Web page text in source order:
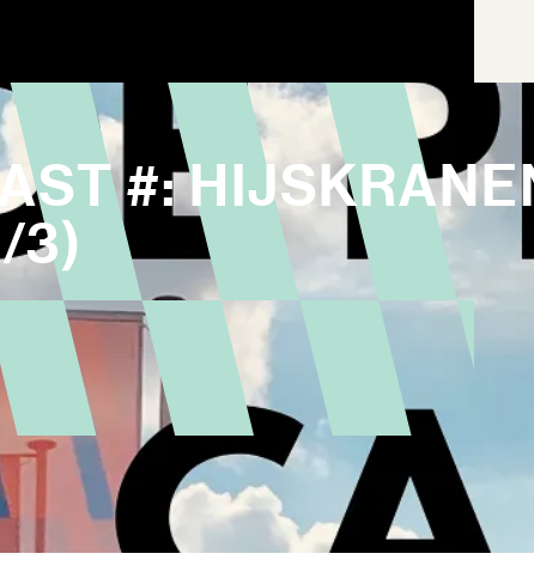
#:
​3)